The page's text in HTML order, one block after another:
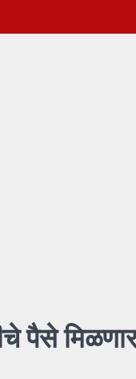
पैसे